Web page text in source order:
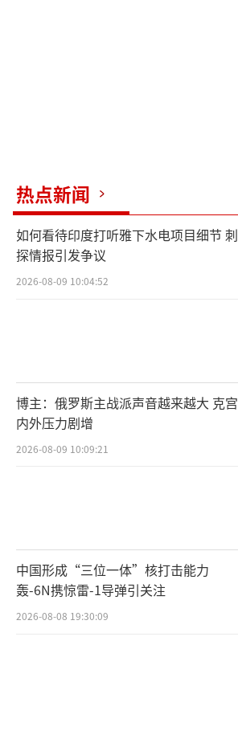
热点新闻
如何看待印度打听雅下水电项目细节 刺
探情报引发争议
2026-08-09 10:04:52
博主：俄罗斯主战派声音越来越大 克宫
内外压力剧增
2026-08-09 10:09:21
中国形成“三位一体”核打击能力
轰-6N携惊雷-1导弹引关注
2026-08-08 19:30:09